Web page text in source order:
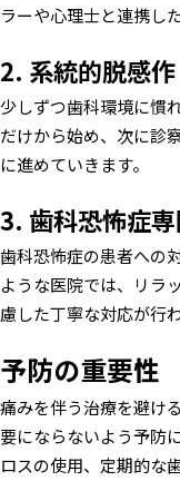
ラーや心理士と連携し
2. 系統的脱感作
少しずつ歯科環境に慣
だけから始め、次に診
に進めていきます。
3. 歯科恐怖症
歯科恐怖症の患者への
ような医院では、リラ
慮した丁寧な対応が行
予防の重要性
痛みを伴う治療を避け
要にならないよう予防
ロスの使用、定期的な